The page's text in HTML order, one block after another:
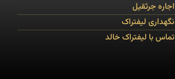
اجاره جرثقیل
نگهداری لیفتراک
تماس با لیفتراک خالد